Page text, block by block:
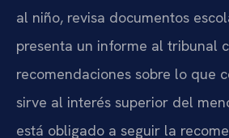
al niño, revisa documentos
presenta un informe al tribunal
recomendaciones sobre lo que
sirve al interés superior del
está obligado a seguir la